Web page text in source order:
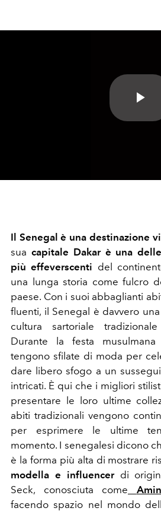
Il Senegal è una destinazione
sua capitale Dakar è una
più effeverscenti del
una lunga storia come fulcro
paese. Con i suoi abbaglianti
fluenti, il Senegal è davvero
cultura sartoriale
Durante la festa
tengono sfilate di moda per
dare libero sfogo a un
intricati. È qui che i migliori
presentare le loro ultime
abiti tradizionali vengono
per esprimere le ultime
momento. I senegalesi dicono
è la forma più alta di mostrare
modella e influencer di
Seck, conosciuta come
facendo spazio nel mondo